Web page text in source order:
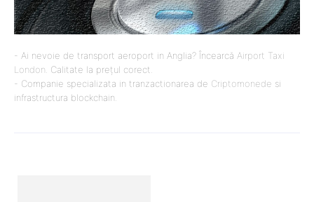
- Ai nevoie de transport aeroport in Anglia? Încearcă Airport Taxi
London . Calitate la prețul corect.
- Companie specializata in tranzactionarea de Criptomonede si
infrastructura blockchain.